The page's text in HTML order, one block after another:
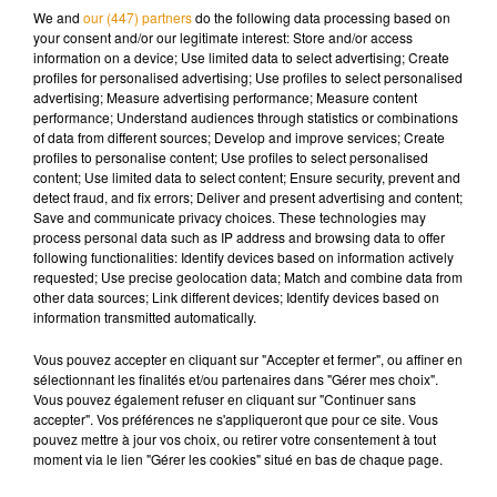
les lignes de seconde couronne 33 à 39, 41, 43 et 46. Plus de
détails sur le siteirigo.fr
Musique
6 août 2026
Pomme emprunte le décor de l’émission
« Loups Garous » pour son...
6 août 2026
La version réécrite de « Beautiful Day »
interprétée lors des...
We and our (447) partnersdo the following data processing based on
your consent and/or our legitimate interest: Store and/or access
information on a device; Use limited data to select advertising; Create
profiles for personalised advertising; Use profiles to select personalised
advertising; Measure advertising performance; Measure content
performance; Understand audiences through statistics or combinations
of data from different sources; Develop and improve services; Create
profiles to personalise content; Use profiles to select personalised
content; Use limited data to select content; Ensure security, prevent and
detect fraud, and fix errors; Deliver and present advertising and content;
Save and communicate privacy choices. These technologies may
process personal data such as IP address and browsing data to offer
following functionalities: Identify devices based on information actively
requested; Use precise geolocation data; Match and combine data from
other data sources; Link different devices; Identify devices based on
information transmitted automatically.
Vous pouvez accepter en cliquant sur "Accepter et fermer", ou affiner en
sélectionnant les finalités et/ou partenaires dans "Gérer mes choix".
Vous pouvez également refuser en cliquant sur "Continuer sans
accepter". Vos préférences ne s'appliqueront que pour ce site. Vous
pouvez mettre à jour vos choix, ou retirer votre consentement à tout
moment via le lien "Gérer les cookies" situé en bas de chaque page.